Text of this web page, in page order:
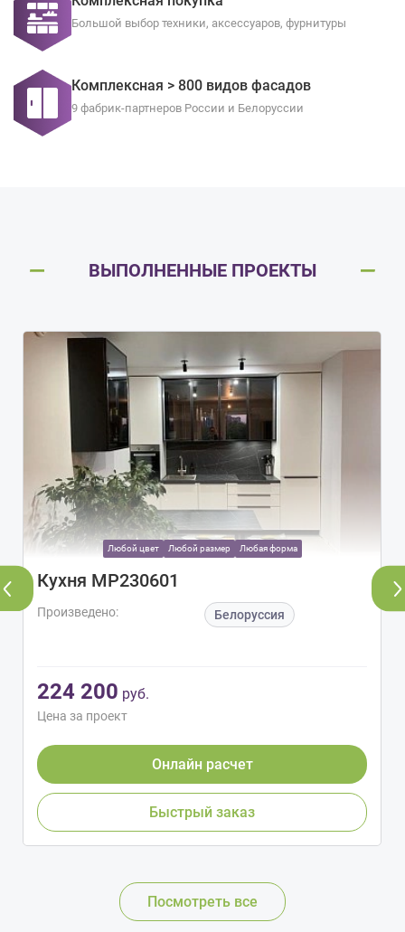
Большой выбор техники, аксессуаров, фурнитуры
Комплексная > 800 видов фасадов
9 фабрик-партнеров России и Белоруссии
ВЫПОЛНЕННЫЕ ПРОЕКТЫ
Любой цвет Любой размер Любая форма
Кухня МР230601
Произведено: Белоруссия
224 200 руб.
Цена за проект
Онлайн расчет
Быстрый заказ
Посмотреть все